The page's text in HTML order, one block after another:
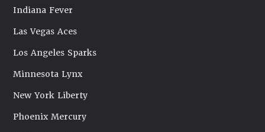
Indiana Fever
Las Vegas Aces
Los Angeles Sparks
Minnesota Lynx
New York Liberty
Phoenix Mercury